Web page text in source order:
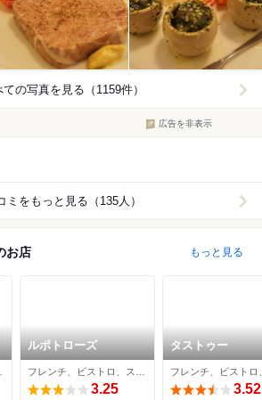
ての写真を見る（1159件）
広告を非表示
ミをもっと見る（135人）
お店 もっと見る
ルポトローズ
3.25
タストゥー
3.52